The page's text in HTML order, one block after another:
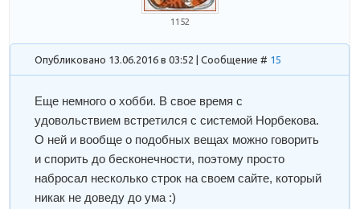
1152
Опубликовано 13.06.2016 в 03:52 | Сообщение # 15
Еще немного о хобби. В свое время с
удовольствием встретился с системой Норбекова.
О ней и вообще о подобных вещах можно говорить
и спорить до бесконечности, поэтому просто
набросал несколько строк на своем сайте, который
никак не доведу до ума :)